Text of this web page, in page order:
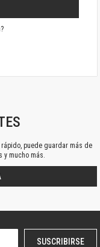
puede guardar más de
y mucho más.
SUSCRIBIRSE